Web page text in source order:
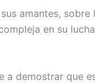
amantes, sobre
en su
a demostrar que